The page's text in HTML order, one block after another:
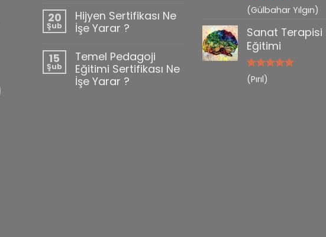
20
Şub
Hijyen Sertifikası Ne
İşe Yarar ?
15
Şub
Temel Pedagoji
Eğitimi Sertifikası Ne
İşe Yarar ?
5 üzerinden
5
(Gülbahar Yılgın)
Sanat Terapisi
Eğitimi
5 üzerinden
5
oy aldı
(Pırıl)